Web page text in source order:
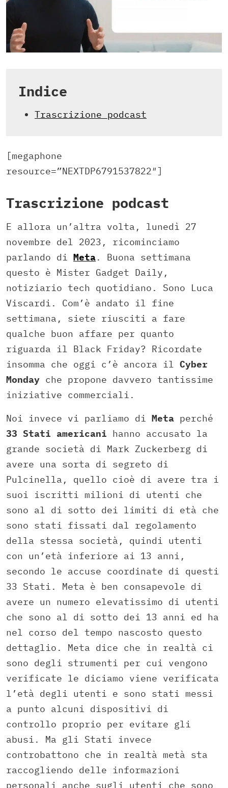
Indice
Trascrizione podcast
[megaphone
resource=”NEXTDP6791537822″]
Trascrizione podcast
E allora un’altra volta, lunedì 27
novembre del 2023, ricominciamo
parlando di Meta. Buona settimana
questo è Mister Gadget Daily,
notiziario tech quotidiano. Sono Luca
Viscardi. Com’è andato il fine
settimana, siete riusciti a fare
qualche buon affare per quanto
riguarda il Black Friday? Ricordate
insomma che oggi c’è ancora il Cyber
Monday che propone davvero tantissime
iniziative commerciali.
Noi invece vi parliamo di Meta perché
33 Stati americani hanno accusato la
grande società di Mark Zuckerberg di
avere una sorta di segreto di
Pulcinella, quello cioè di avere tra i
suoi iscritti milioni di utenti che
sono al di sotto dei limiti di età che
sono stati fissati dal regolamento
della stessa società, quindi utenti
con un’età inferiore ai 13 anni,
secondo le accuse coordinate di questi
33 Stati. Meta è ben consapevole di
avere un numero elevatissimo di utenti
che sono al di sotto dei 13 anni ed ha
nel corso del tempo nascosto questo
dettaglio. Meta dice che in realtà ci
sono degli strumenti per cui vengono
verificate le diciamo viene verificata
l’età degli utenti e sono stati messi
a punto alcuni dispositivi di
controllo proprio per evitare gli
abusi. Ma gli Stati invece
controbattono che in realtà metà sta
raccogliendo delle informazioni
personali anche sugli utenti che sono